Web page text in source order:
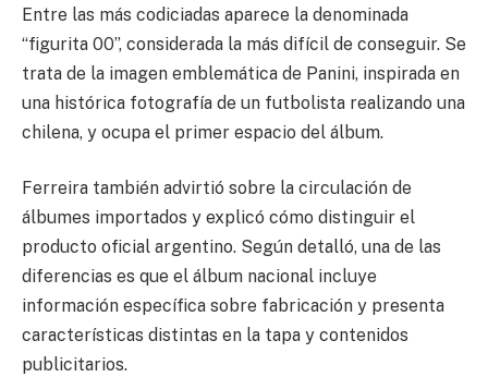
Entre las más codiciadas aparece la denominada
“figurita 00”, considerada la más difícil de conseguir. Se
trata de la imagen emblemática de Panini, inspirada en
una histórica fotografía de un futbolista realizando una
chilena, y ocupa el primer espacio del álbum.
Ferreira también advirtió sobre la circulación de
álbumes importados y explicó cómo distinguir el
producto oficial argentino. Según detalló, una de las
diferencias es que el álbum nacional incluye
información específica sobre fabricación y presenta
características distintas en la tapa y contenidos
publicitarios.